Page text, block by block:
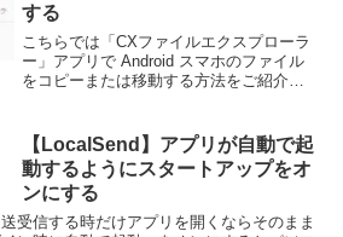
する
こちらでは「CXファイルエクスプローラ
ー」アプリで Android スマホのファイル
をコピーまたは移動する方法をご紹介し
マホとファイルを送受信する時にとても
便利なアプリですね。
【LocalSend】アプリが自動で起
動するようにスタートアップをオ
ンにする
受信する時だけアプリを開くならそのまま